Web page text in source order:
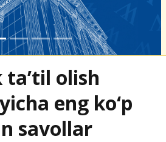
olish
eng ko‘p
savollar